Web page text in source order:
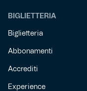
BIGLIETTERIA
Biglietteria
Abbonamenti
Accrediti
Experience